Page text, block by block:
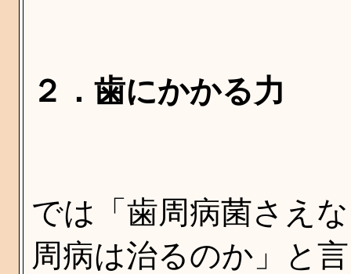
２．歯にかかる力
では「歯周病菌さえ
周病は治るのか」と